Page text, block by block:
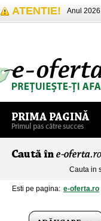
ATENTIE! Anul
Cauta in
Esti pe pagina: e-oferta.ro